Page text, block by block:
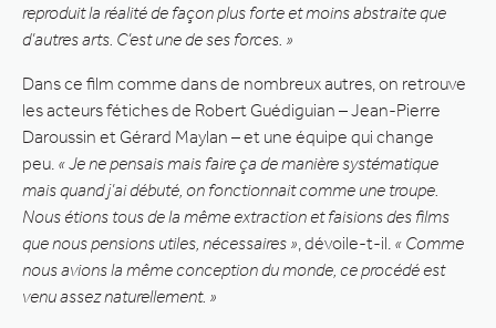
reproduit la réalité de façon plus forte et moins abstraite que
d’autres arts. C’est une de ses forces. »
Dans ce film comme dans de nombreux autres, on retrouve
les acteurs fétiches de Robert Guédiguian – Jean-Pierre
Daroussin et Gérard Maylan – et une équipe qui change
peu. « Je ne pensais mais faire ça de manière systématique
mais quand j’ai débuté, on fonctionnait comme une troupe.
Nous étions tous de la même extraction et faisions des films
que nous pensions utiles, nécessaires » , dévoile-t-il. « Comme
nous avions la même conception du monde, ce procédé est
venu assez naturellement. »